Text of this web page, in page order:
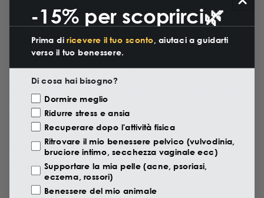
In diesen Fällen ist es ratsam, Ihren Arzt zu
konsultieren, bevor Sie sich für die
Verwendung von Produkten mit Isoflavonen
entscheiden. Liegen diese Erkrankungen
nicht vor, gilt die Einnahme dieser
Phytonährstoffe jedoch als sicher und
wirksam.
ISOFLAVONE UND MEDIZINISCHES
CANNABIS
-15% per scoprirci🌿
Prima di ricevere il tuo sconto, aiutaci a guidarti
verso il tuo benessere.
Di cosa hai bisogno?
Motivazione Visita
Dormire meglio
Ridurre stress e ansia
Recuperare dopo l'attività fisica
Ritrovare il mio benessere pelvico (vulvodinia,
bruciore intimo, secchezza vaginale ecc)
Supportare la mia pelle (acne, psoriasi,
eczema, rossori)
Benessere del mio animale